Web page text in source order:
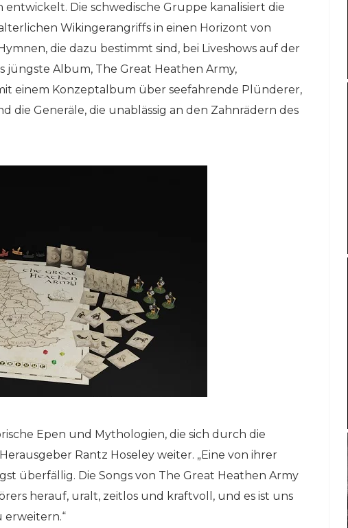
Die schwedische Gruppe kanalisiert die
Wikingerangriffs in einen Horizont von
die dazu bestimmt sind, bei Liveshows auf der
jüngste Album, The Great Heathen Army,
einem Konzeptalbum über seefahrende Plünderer,
die Generäle, die unablässig an den Zahnrädern des
Epen und Mythologien, die sich durch die
Rantz Hoseley weiter. „Eine von ihrer
überfällig. Die Songs von The Great Heathen Army
herauf, uralt, zeitlos und kraftvoll, und es ist uns
erweitern.“